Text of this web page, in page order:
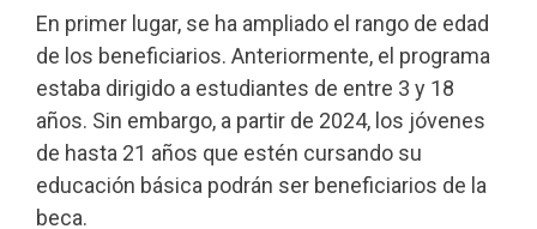
En primer lugar, se ha ampliado el rango de edad
de los beneficiarios. Anteriormente, el programa
estaba dirigido a estudiantes de entre 3 y 18
años. Sin embargo, a partir de 2024, los jóvenes
de hasta 21 años que estén cursando su
educación básica podrán ser beneficiarios de la
beca.